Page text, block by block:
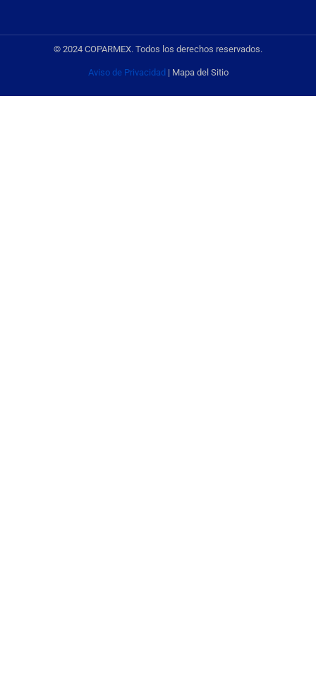
© 2024 COPARMEX. Todos los derechos reservados.
Aviso de Privacidad | Mapa del Sitio